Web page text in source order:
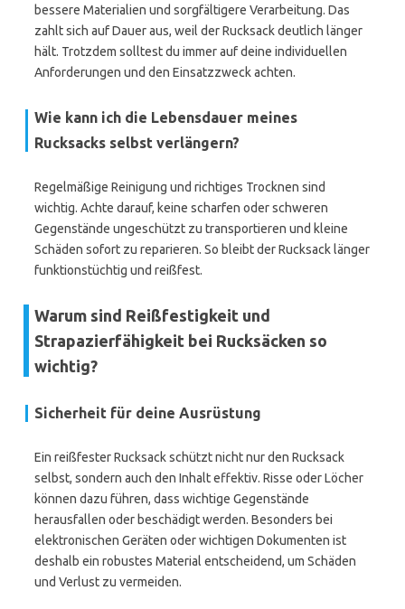
bessere Materialien und sorgfältigere Verarbeitung. Das
zahlt sich auf Dauer aus, weil der Rucksack deutlich länger
hält. Trotzdem solltest du immer auf deine individuellen
Anforderungen und den Einsatzzweck achten.
Wie kann ich die Lebensdauer meines
Rucksacks selbst verlängern?
Regelmäßige Reinigung und richtiges Trocknen sind
wichtig. Achte darauf, keine scharfen oder schweren
Gegenstände ungeschützt zu transportieren und kleine
Schäden sofort zu reparieren. So bleibt der Rucksack länger
funktionstüchtig und reißfest.
Warum sind Reißfestigkeit und
Strapazierfähigkeit bei Rucksäcken so
wichtig?
Sicherheit für deine Ausrüstung
Ein reißfester Rucksack schützt nicht nur den Rucksack
selbst, sondern auch den Inhalt effektiv. Risse oder Löcher
können dazu führen, dass wichtige Gegenstände
herausfallen oder beschädigt werden. Besonders bei
elektronischen Geräten oder wichtigen Dokumenten ist
deshalb ein robustes Material entscheidend, um Schäden
und Verlust zu vermeiden.